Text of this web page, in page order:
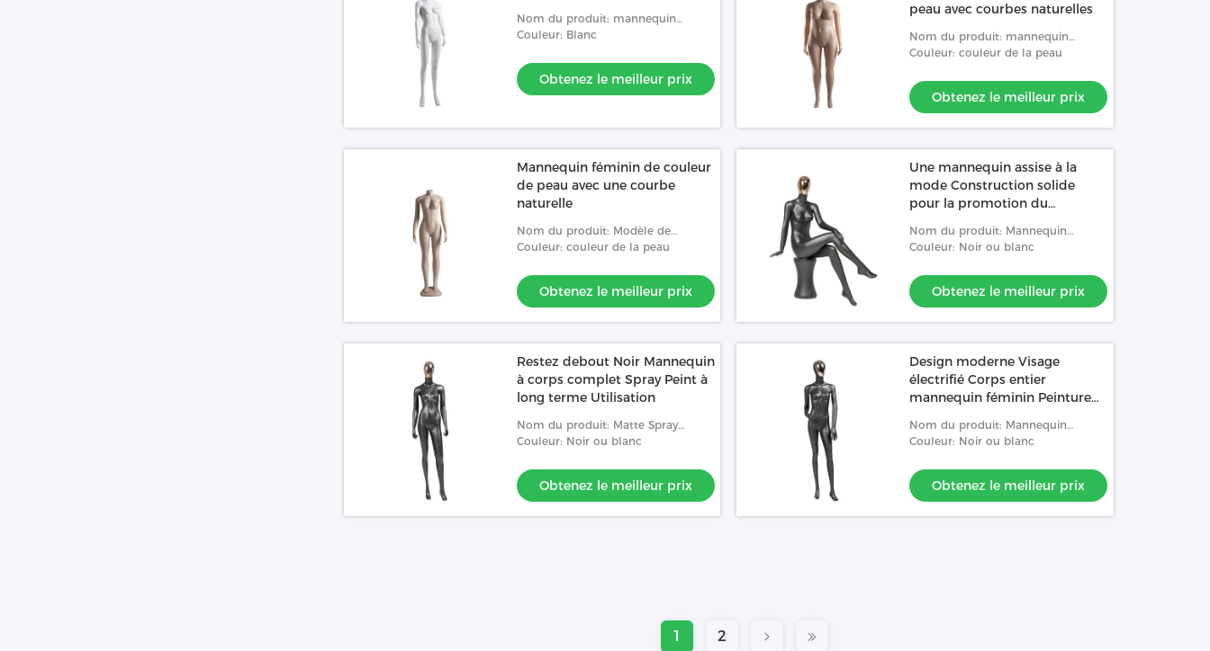
Nom du produit: mannequin
féminin sans tête et grossier avec
pour l'affichage à la f
Couleur: Blanc
Obtenez le meilleur prix
peau avec courbes naturelles
Nom du produit: mannequin
féminin sans tête et grossier avec
pour l'affichage à la f
Couleur: couleur de la peau
Obtenez le meilleur prix
Mannequin féminin de couleur
de peau avec une courbe
naturelle
Nom du produit: Modèle de
mannequin de couleur de peau
avec des courbes naturelles d
Couleur: couleur de la peau
Obtenez le meilleur prix
Une mannequin assise à la
mode Construction solide
pour la promotion du
Nom du produit: Mannequin
femelle à la mode, position
commerciale et lançante sur le
mar
Couleur: Noir ou blanc
Obtenez le meilleur prix
Restez debout Noir Mannequin
à corps complet Spray Peint à
long terme Utilisation
Nom du produit: Matte Spray
Painted Female Mannequin avec
studio de mode
Couleur: Noir ou blanc
Obtenez le meilleur prix
Design moderne Visage
électrifié Corps entier
mannequin féminin Peinture
Nom du produit: Mannequin
femelle peint par jet mat debout
courbe de visage
Couleur: Noir ou blanc
Obtenez le meilleur prix
1 2